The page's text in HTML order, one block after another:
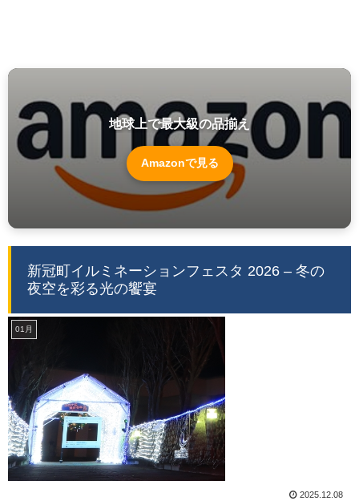
地球上で最大級の品揃え
Amazonで見る
新冠町イルミネーションフェスタ 2026 – 冬の
夜空を彩る光の饗宴
01月
2025.12.08